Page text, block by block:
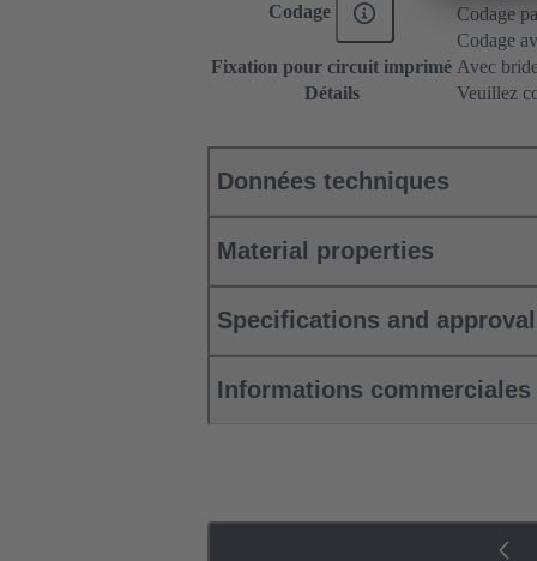
Codage
Codage
Codage
Fixation pour circuit imprimé Avec
Détails
Veuillez
Données techniques
Material properties
Specifications and
Informations commerciales